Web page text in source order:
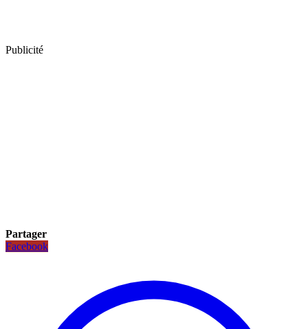
Publicité
Partager
Facebook